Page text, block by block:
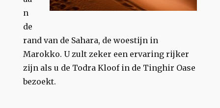
n
de
rand van de Sahara, de woestijn in
Marokko. U zult zeker een ervaring rijker
zijn als u de Todra Kloof in de Tinghir Oase
bezoekt.